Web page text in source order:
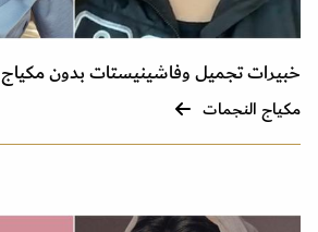
خبيرات تجميل وفاشينيستات بدون مكياج
مكياج النجمات